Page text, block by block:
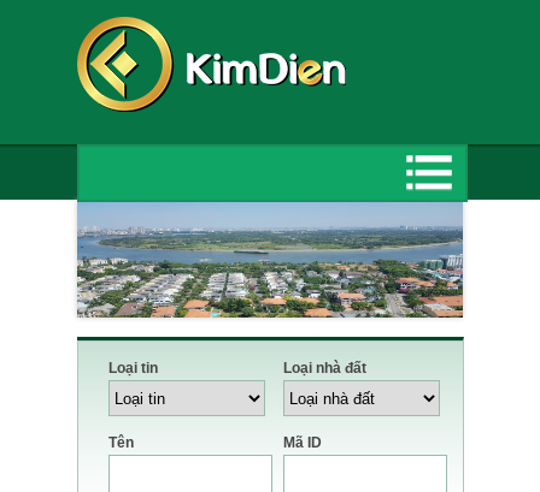
Loại tin Loại nhà đất
Tên Mã ID